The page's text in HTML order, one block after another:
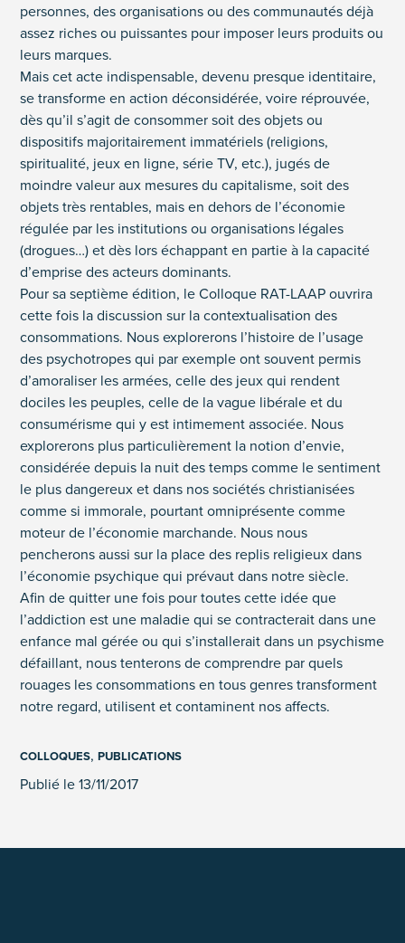
COLLOQUES,PUBLICATIONS
Publié le 13/11/2017
personnes, des organisations ou des communautés déjà
assez riches ou puissantes pour imposer leurs produits ou
leurs marques.
Mais cet acte indispensable, devenu presque identitaire,
se transforme en action déconsidérée, voire réprouvée,
dès qu’il s’agit de consommer soit des objets ou
dispositifs majoritairement immatériels (religions,
spiritualité, jeux en ligne, série TV, etc.), jugés de
moindre valeur aux mesures du capitalisme, soit des
objets très rentables, mais en dehors de l’économie
régulée par les institutions ou organisations légales
(drogues…) et dès lors échappant en partie à la capacité
d’emprise des acteurs dominants.
Pour sa septième édition, le Colloque RAT-LAAP ouvrira
cette fois la discussion sur la contextualisation des
consommations. Nous explorerons l’histoire de l’usage
des psychotropes qui par exemple ont souvent permis
d’amoraliser les armées, celle des jeux qui rendent
dociles les peuples, celle de la vague libérale et du
consumérisme qui y est intimement associée. Nous
explorerons plus particulièrement la notion d’envie,
considérée depuis la nuit des temps comme le sentiment
le plus dangereux et dans nos sociétés christianisées
comme si immorale, pourtant omniprésente comme
moteur de l’économie marchande. Nous nous
pencherons aussi sur la place des replis religieux dans
l’économie psychique qui prévaut dans notre siècle.
Afin de quitter une fois pour toutes cette idée que
l’addiction est une maladie qui se contracterait dans une
enfance mal gérée ou qui s’installerait dans un psychisme
défaillant, nous tenterons de comprendre par quels
rouages les consommations en tous genres transforment
notre regard, utilisent et contaminent nos affects.